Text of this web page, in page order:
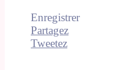
Enregistrer
Partagez
Tweetez